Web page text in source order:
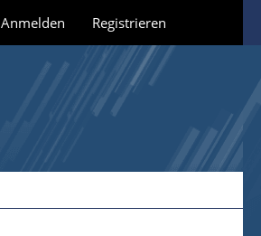
Anmelden Registrieren